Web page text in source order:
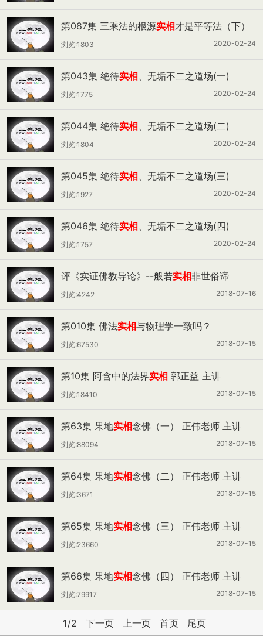
第087集 三乘法的根源实相才是平等法（下）
2020-02-24
浏览:1803
第043集 绝待实相、无垢不二之道场(一)
2020-02-24
浏览:1775
第044集 绝待实相、无垢不二之道场(二)
2020-02-24
浏览:1804
第045集 绝待实相、无垢不二之道场(三)
2020-02-24
浏览:1927
第046集 绝待实相、无垢不二之道场(四)
2020-02-24
浏览:1757
评《实证佛教导论》--般若实相非世俗谛
2018-07-16
浏览:4242
第010集 佛法实相与物理学一致吗？
2018-07-15
浏览:67530
第10集 阿含中的法界实相 郭正益 主讲
2018-07-15
浏览:18410
第63集 果地实相念佛（一） 正伟老师 主讲
2018-07-15
浏览:88094
第64集 果地实相念佛（二） 正伟老师 主讲
2018-07-15
浏览:3671
第65集 果地实相念佛（三） 正伟老师 主讲
2018-07-15
浏览:23660
第66集 果地实相念佛（四） 正伟老师 主讲
2018-07-15
浏览:79917
1/2 下一页 上一页 首页 尾页